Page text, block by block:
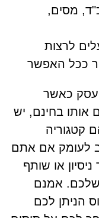
מסים,
לרצות
ככל האפשר
כאשר
אותו בחינם, יש
קטגוריה
לעומק אם אתם
או שותף
אמנם
הניתן לכם